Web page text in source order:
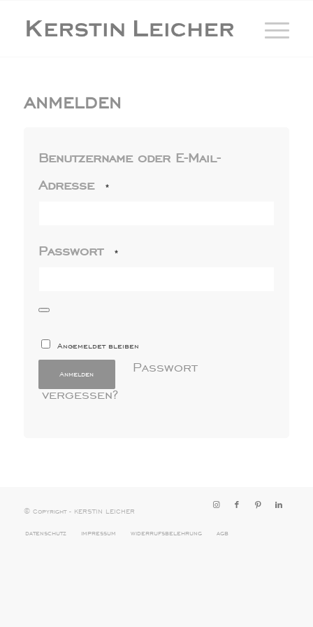
ANMELDEN
Benutzername oder E-Mail-
Adresse
*
Passwort *
Angemeldet bleiben
Anmelden
Passwort
vergessen?
© Copyright - KERSTIN LEICHER
datenschutz impressum widerrufsbelehrung agb